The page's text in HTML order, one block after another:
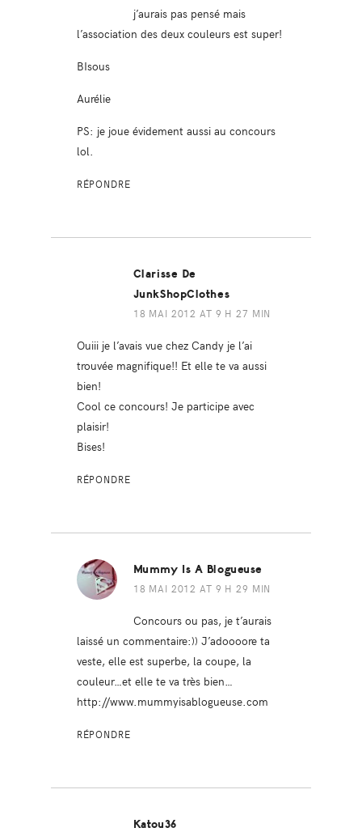
j’aurais pas pensé mais
l’association des deux couleurs est super!
BIsous
Aurélie
PS: je joue évidement aussi au concours
lol.
RÉPONDRE
Clarisse De
JunkShopClothes
18 MAI 2012 AT 9 H 27 MIN
Ouiii je l’avais vue chez Candy je l’ai
trouvée magnifique!! Et elle te va aussi
bien!
Cool ce concours! Je participe avec
plaisir!
Bises!
RÉPONDRE
Mummy Is A Blogueuse
18 MAI 2012 AT 9 H 29 MIN
Concours ou pas, je t’aurais
laissé un commentaire:)) J’adoooore ta
veste, elle est superbe, la coupe, la
couleur…et elle te va très bien…
http://www.mummyisablogueuse.com
RÉPONDRE
Katou36